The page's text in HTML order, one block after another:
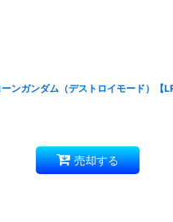
ーンガンダム（デストロイモード）【
売却する